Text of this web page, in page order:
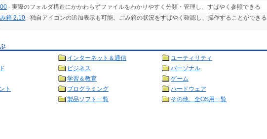
- 実際のフォルダ構造にかかわらずファイルをわかりやすく分類・管理し、すばやく参照できる
箱 2.10 - 独自アイコンの追加表示も可能。ごみ箱の状況をすばやく確認し、操作することができる
インターネット＆通信
ユーティリティ
ビジネス
パーソナル
学習＆教育
ゲーム
ト
プログラミング
ハードウェア
製品ソフト一覧 その他、全OS用一覧